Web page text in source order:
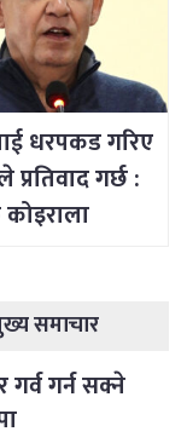
धरपकड गरिए
प्रतिवाद गर्छ :
समाचार
गर्न सक्ने